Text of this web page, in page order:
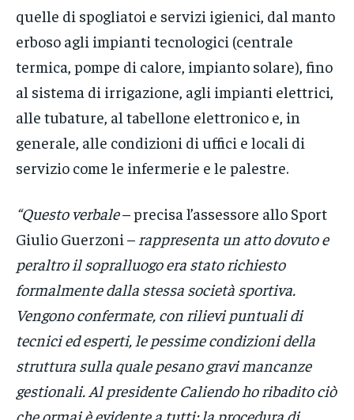
quelle di spogliatoi e servizi igienici, dal manto
erboso agli impianti tecnologici (centrale
termica, pompe di calore, impianto solare), fino
al sistema di irrigazione, agli impianti elettrici,
alle tubature, al tabellone elettronico e, in
generale, alle condizioni di uffici e locali di
servizio come le infermerie e le palestre.
“Questo verbale– precisa l’assessore allo Sport
Giulio Guerzoni – rappresenta un atto dovuto e
peraltro il sopralluogo era stato richiesto
formalmente dalla stessa società sportiva.
Vengono confermate, con rilievi puntuali di
tecnici ed esperti, le pessime condizioni della
struttura sulla quale pesano gravi mancanze
gestionali. Al presidente Caliendo ho ribadito ciò
che ormai è evidente a tutti: la procedura di